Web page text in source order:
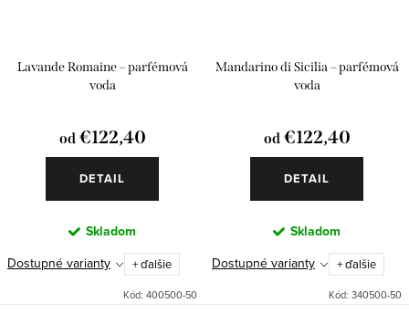
Lavande Romaine – parfémová
voda
od€122,40
DETAIL
Skladom
Dostupné varianty
+ ďalšie
Kód: 400500-50
Mandarino di Sicilia – parfémová
voda
od€122,40
DETAIL
Skladom
Dostupné varianty
+ ďalšie
Kód: 340500-50